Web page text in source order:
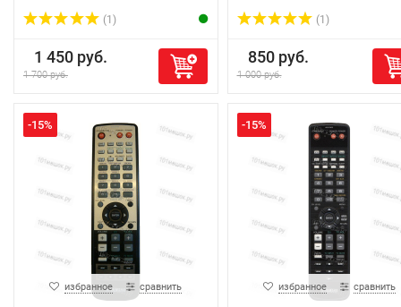
(1)
1 450 руб.
1 700 руб.
(1)
850 руб.
1 000 руб.
-15%
избранное сравнить
-15%
избранное сравнить